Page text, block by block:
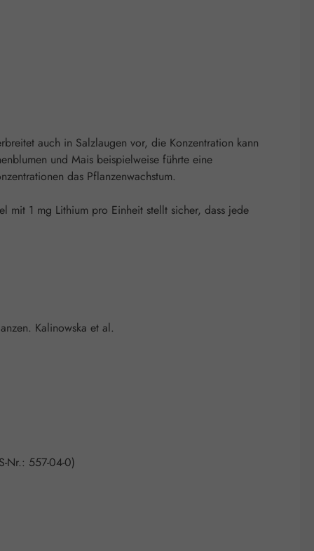
auch in Salzlaugen vor, die Konzentration kann
und Mais beispielweise führte eine
das Pflanzenwachstum.
mit 1 mg Lithium pro Einheit stellt sicher, dass jede
Kalinowska et al.
Nr.: 557-04-0)